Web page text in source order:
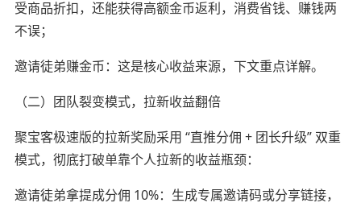
受商品折扣，还能获得高额金币返利，消费省钱、赚钱两
不误；
邀请徒弟赚金币：这是核心收益来源，下文重点详解。
（二）团队裂变模式，拉新收益翻倍
聚宝客极速版的拉新奖励采用 “直推分佣 + 团长升级” 双重
模式，彻底打破单靠个人拉新的收益瓶颈：
邀请徒弟拿提成分佣 10%：生成专属邀请码或分享链接，